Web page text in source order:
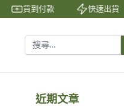
貨到付款 快速出貨
近期文章